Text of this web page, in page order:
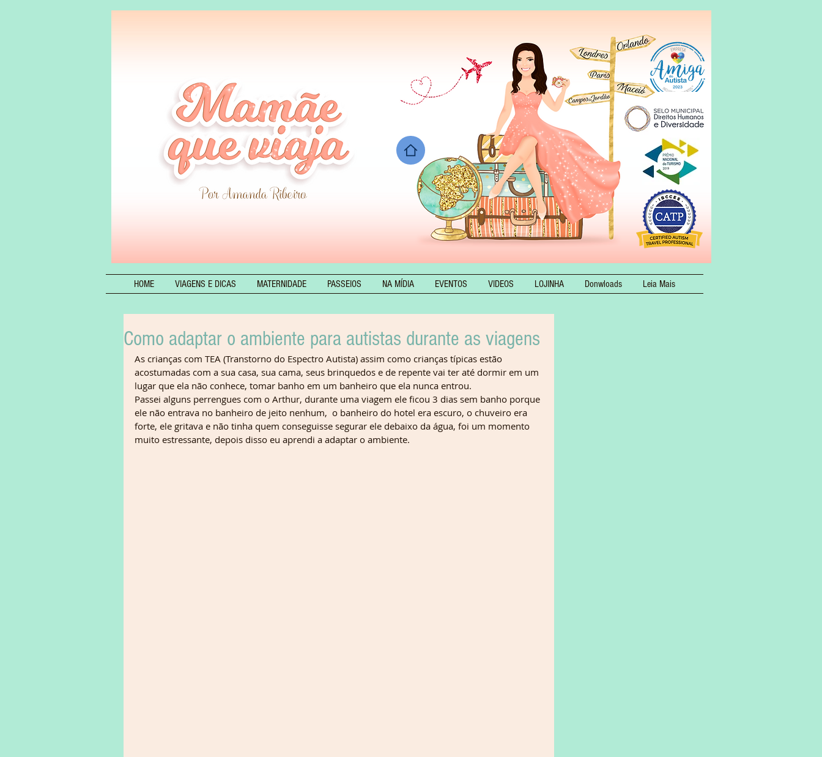
HOME VIAGENS E DICAS MATERNIDADE PASSEIOS NA MÍDIA EVENTOS VIDEOS LOJINHA Donwloads Leia Mais
Como adaptar o ambiente para autistas durante as viagens
As crianças com TEA (Transtorno do Espectro Autista) assim como crianças típicas estão
acostumadas com a sua casa, sua cama, seus brinquedos e de repente vai ter até dormir em um
lugar que ela não conhece, tomar banho em um banheiro que ela nunca entrou.
Passei alguns perrengues com o Arthur, durante uma viagem ele ficou 3 dias sem banho porque
ele não entrava no banheiro de jeito nenhum,  o banheiro do hotel era escuro, o chuveiro era
forte, ele gritava e não tinha quem conseguisse segurar ele debaixo da água, foi um momento
muito estressante, depois disso eu aprendi a adaptar o ambiente.